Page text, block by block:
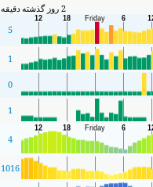
2 روز گذشته دقیقه
5
1
0
1
4
1016